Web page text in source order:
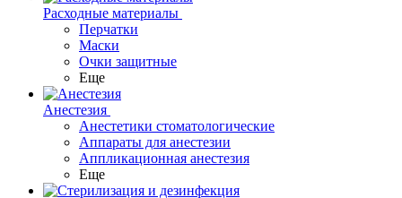
Расходные материалы
Перчатки
Маски
Очки защитные
Еще
Анестезия
Анестетики стоматологические
Аппараты для анестезии
Аппликационная анестезия
Еще